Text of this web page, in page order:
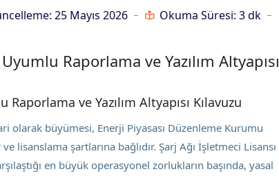
25 Mayıs 2026
Okuma Süresi: 3 dk
Raporlama ve Yazılım Altyapısı
ve Yazılım Altyapısı Kılavuzu
olarak büyümesi, Enerji Piyasası Düzenleme Kurumu
lisanslama şartlarına bağlıdır. Şarj Ağı İşletmeci Lisansı
en büyük operasyonel zorlukların başında, yasal